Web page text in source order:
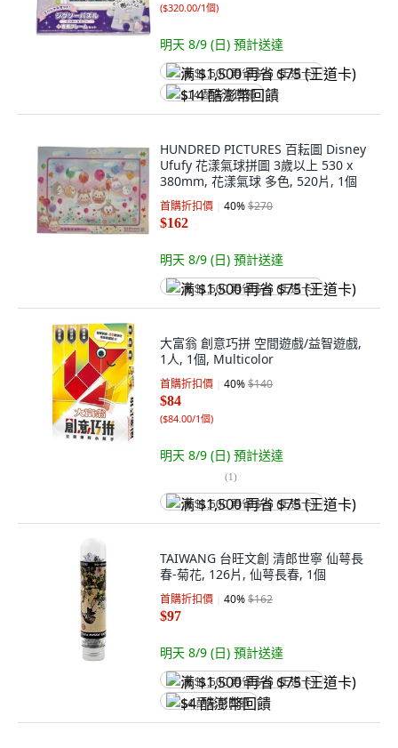
($320.00/1個)
明天 8/9 (日) 預計送達
满 $1,500 再省 $75 (王道卡)
$14 酷澎幣回饋
HUNDRED PICTURES 百耘圖 Disney
Ufufy 花漾氣球拼圖 3歲以上 530 x
380mm, 花漾氣球 多色, 520片, 1個
首購折扣價 40%$270
$162
明天 8/9 (日) 預計送達
满 $1,500 再省 $75 (王道卡)
大富翁 創意巧拼 空間遊戲/益智遊戲,
1人, 1個, Multicolor
首購折扣價 40%$140
$84
($84.00/1個)
明天 8/9 (日) 預計送達
(1)
满 $1,500 再省 $75 (王道卡)
TAIWANG 台旺文創 清郎世寧 仙萼長
春-菊花, 126片, 仙萼長春, 1個
首購折扣價 40%$162
$97
明天 8/9 (日) 預計送達
满 $1,500 再省 $75 (王道卡)
$4 酷澎幣回饋